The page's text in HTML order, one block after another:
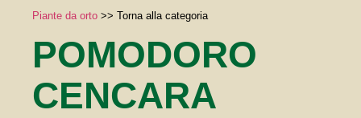
Piante da orto >> Torna alla categoria
POMODORO
CENCARA